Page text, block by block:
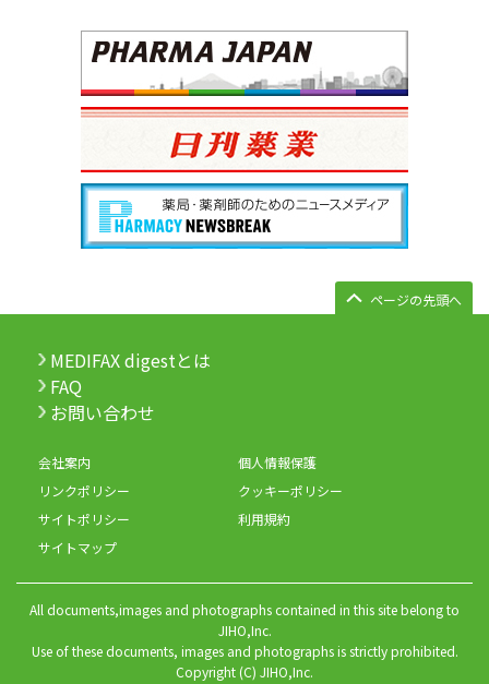
ページの先頭へ
MEDIFAX digestとは
FAQ
お問い合わせ
会社案内
個人情報保護
リンクポリシー
クッキーポリシー
サイトポリシー
利用規約
サイトマップ
All documents,images and photographs contained in this site belong to
JIHO,Inc.
Use of these documents, images and photographs is strictly prohibited.
Copyright (C) JIHO,Inc.